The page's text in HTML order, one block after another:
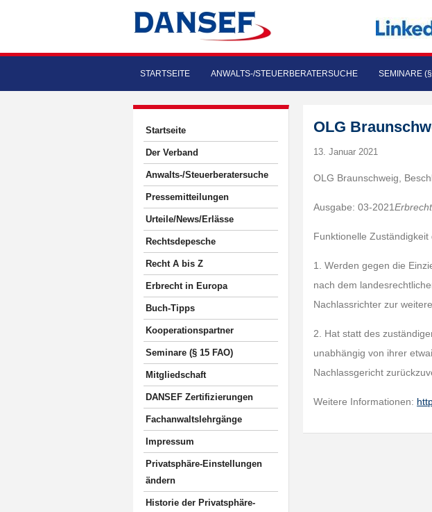
STARTSEITE ANWALTS-/STEUERBERATERSUCHE SEMINARE
Startseite
Der Verband
Anwalts-/Steuerberatersuche
Pressemitteilungen
Urteile/News/Erlässe
Rechtsdepesche
Recht A bis Z
Erbrecht in Europa
Buch-Tipps
Kooperationspartner
Seminare (§ 15 FAO)
Mitgliedschaft
DANSEF Zertifizierungen
Fachanwaltslehrgänge
Impressum
Privatsphäre-Einstellungen
ändern
Historie der Privatsphäre-
OLG
13. Januar 2021
OLG Braunschweig,
Ausgabe: 03-2021Erbrecht
Funktionelle
1. Werden gegen die
nach dem
Nachlassrichter zur
2. Hat statt des
unabhängig von ihrer
Nachlassgericht
Weitere Informationen: